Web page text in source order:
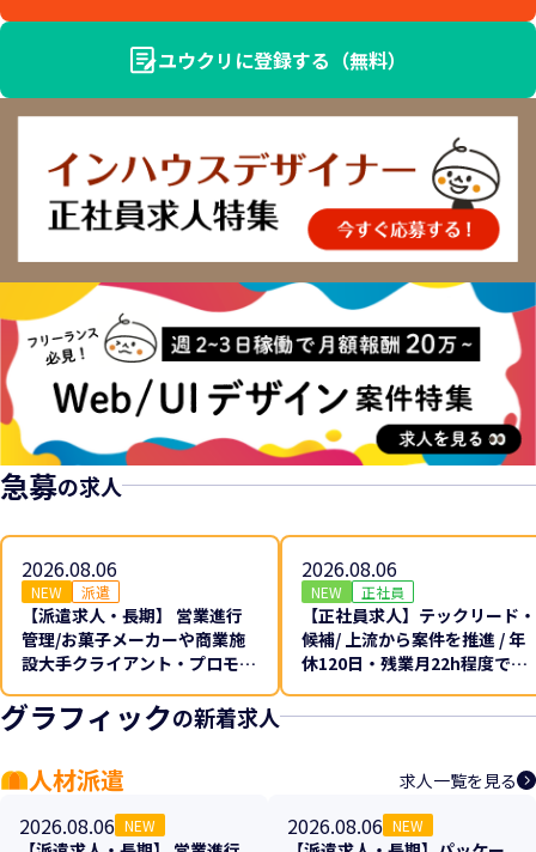
ユウクリに登録する（無料）
急募の求人
2026.08.06
NEW 派遣
【派遣求人・長期】 営業進行
管理/お菓子メーカーや商業施
設大手クライアント・プロモー
2026.08.06
NEW 正社員
【正社員求人】テックリード・
候補/ 上流から案件を推進 / 年
休120日・残業月22h程度でプ
グラフィックの新着求人
人材派遣 求人一覧を見る
2026.08.06 NEW 2026.08.06 NEW